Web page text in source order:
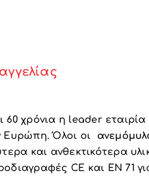
60 χρόνια η leader
Ευρώπη. Όλοι οι
και ανθεκτικότερα
CE και EN 71